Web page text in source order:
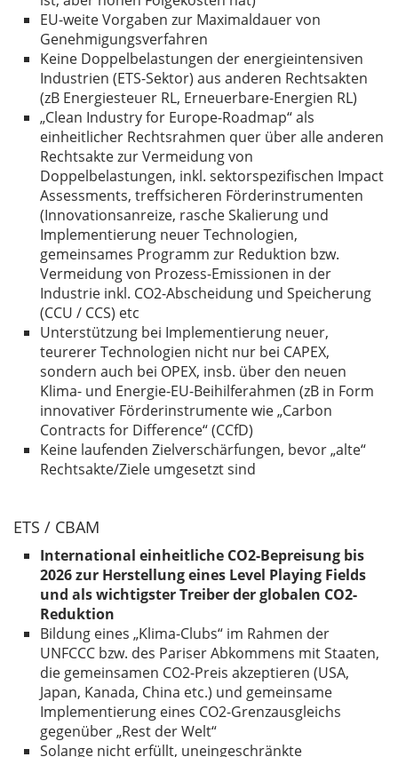
EU-weite Vorgaben zur Maximaldauer von
Genehmigungsverfahren
Keine Doppelbelastungen der energieintensiven
Industrien (ETS-Sektor) aus anderen Rechtsakten
(zB Energiesteuer RL, Erneuerbare-Energien RL)
„Clean Industry for Europe-Roadmap“ als
einheitlicher Rechtsrahmen quer über alle anderen
Rechtsakte zur Vermeidung von
Doppelbelastungen, inkl. sektorspezifischen Impact
Assessments, treffsicheren Förderinstrumenten
(Innovationsanreize, rasche Skalierung und
Implementierung neuer Technologien,
gemeinsames Programm zur Reduktion bzw.
Vermeidung von Prozess-Emissionen in der
Industrie inkl. CO2-Abscheidung und Speicherung
(CCU / CCS) etc
Unterstützung bei Implementierung neuer,
teurerer Technologien nicht nur bei CAPEX,
sondern auch bei OPEX, insb. über den neuen
Klima- und Energie-EU-Beihilferahmen (zB in Form
innovativer Förderinstrumente wie „Carbon
Contracts for Difference“ (CCfD)
Keine laufenden Zielverschärfungen, bevor „alte“
Rechtsakte/Ziele umgesetzt sind
ETS / CBAM
International einheitliche CO2-Bepreisung bis
2026 zur Herstellung eines Level Playing Fields
und als wichtigster Treiber der globalen CO2-
Reduktion
Bildung eines „Klima-Clubs“ im Rahmen der
UNFCCC bzw. des Pariser Abkommens mit Staaten,
die gemeinsamen CO2-Preis akzeptieren (USA,
Japan, Kanada, China etc.) und gemeinsame
Implementierung eines CO2-Grenzausgleichs
gegenüber „Rest der Welt“
Solange nicht erfüllt, uneingeschränkte